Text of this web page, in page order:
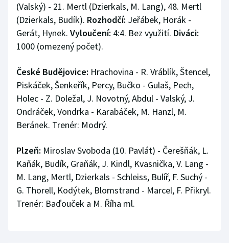
(Valský) - 21. Mertl (Dzierkals, M. Lang), 48. Mertl
(Dzierkals, Budík). Rozhodčí: Jeřábek, Horák -
Gerát, Hynek. Vyloučení: 4:4. Bez využití. Diváci:
1000 (omezený počet).
České Budějovice: Hrachovina - R. Vráblík, Štencel,
Piskáček, Šenkeřík, Percy, Bučko - Gulaš, Pech,
Holec - Z. Doležal, J. Novotný, Abdul - Valský, J.
Ondráček, Vondrka - Karabáček, M. Hanzl, M.
Beránek. Trenér: Modrý.
Plzeň: Miroslav Svoboda (10. Pavlát) - Čerešňák, L.
Kaňák, Budík, Graňák, J. Kindl, Kvasnička, V. Lang -
M. Lang, Mertl, Dzierkals - Schleiss, Bulíř, F. Suchý -
G. Thorell, Kodýtek, Blomstrand - Marcel, F. Přikryl.
Trenér: Baďouček a M. Říha ml.